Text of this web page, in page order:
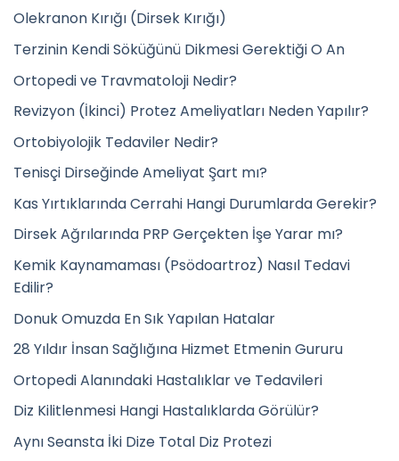
Olekranon Kırığı (Dirsek Kırığı)
Terzinin Kendi Söküğünü Dikmesi Gerektiği O An
Ortopedi ve Travmatoloji Nedir?
Revizyon (İkinci) Protez Ameliyatları Neden Yapılır?
Ortobiyolojik Tedaviler Nedir?
Tenisçi Dirseğinde Ameliyat Şart mı?
Kas Yırtıklarında Cerrahi Hangi Durumlarda Gerekir?
Dirsek Ağrılarında PRP Gerçekten İşe Yarar mı?
Kemik Kaynamaması (Psödoartroz) Nasıl Tedavi
Edilir?
Donuk Omuzda En Sık Yapılan Hatalar
28 Yıldır İnsan Sağlığına Hizmet Etmenin Gururu
Ortopedi Alanındaki Hastalıklar ve Tedavileri
Diz Kilitlenmesi Hangi Hastalıklarda Görülür?
Aynı Seansta İki Dize Total Diz Protezi